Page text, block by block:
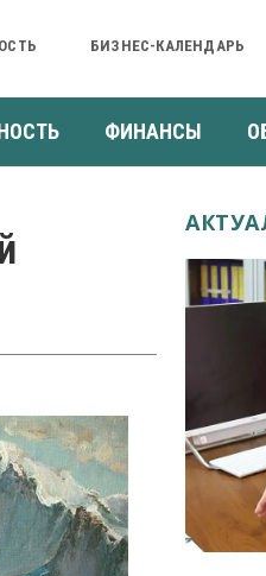
БИЗНЕС-КАЛЕНДАРЬ
ФИНАНСЫ